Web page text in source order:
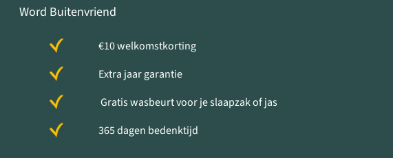
Word Buitenvriend
€10 welkomstkorting
Extra jaar garantie
Gratis wasbeurt voor je slaapzak of jas
365 dagen bedenktijd